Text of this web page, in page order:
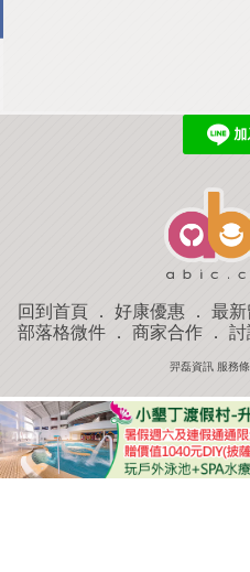
回到首頁 ． 好康優惠 ． 最
部落格微件． 商家合作． 討
羿磊資訊 服務